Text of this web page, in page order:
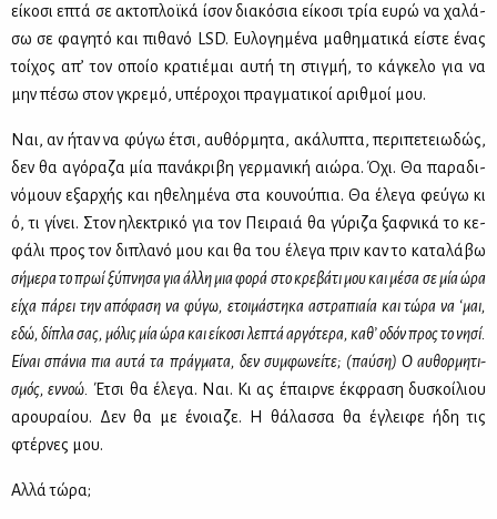
εί­κο­σι επτά σε ακτο­πλοϊ­κά ίσον δια­κό­σια εί­κο­σι τρία ευ­ρώ να χα­λά­
σω σε φα­γη­τό και πι­θα­νό LSD. Ευ­λο­γη­μέ­να μα­θη­μα­τι­κά εί­στε ένας
τοί­χος απ’ τον οποίο κρα­τιέ­μαι αυ­τή τη στιγ­μή, το κά­γκε­λο για να
μην πέ­σω στον γκρε­μό, υπέ­ρο­χοι πραγ­μα­τι­κοί αριθ­μοί μου.
Ναι, αν ήταν να φύ­γω έτσι, αυ­θόρ­μη­τα, ακά­λυ­πτα, πε­ρι­πε­τειω­δώς,
δεν θα αγό­ρα­ζα μία πα­νά­κρι­βη γερ­μα­νι­κή αιώ­ρα. Όχι. Θα πα­ρα­δι­
νό­μουν εξαρ­χής και ηθε­λη­μέ­να στα κου­νού­πια. Θα έλε­γα φεύ­γω κι
ό, τι γί­νει. Στον ηλε­κτρι­κό για τον Πει­ραιά θα γύ­ρι­ζα ξαφ­νι­κά το κε­
φά­λι προς τον δι­πλα­νό μου και θα του έλε­γα πριν καν το κα­τα­λά­βω
σή­με­ρα το πρωί ξύ­πνη­σα για άλ­λη μια φο­ρά στο κρε­βά­τι μου και μέ­σα σε μία ώρα
εί­χα πά­ρει την από­φα­ση να φύ­γω, ετοι­μά­στη­κα αστρα­πιαία και τώ­ρα να ‘μαι,
εδώ, δί­πλα σας, μό­λις μία ώρα και εί­κο­σι λε­πτά αρ­γό­τε­ρα, κα­θ’ οδόν προς το νη­σί.
Εί­ναι σπά­νια πια αυ­τά τα πράγ­μα­τα, δεν συμ­φω­νεί­τε; (παύ­ση) Ο αυ­θορ­μη­τι­
σμός, εν­νοώ. Έτσι θα έλε­γα. Ναι. Κι ας έπαιρ­νε έκ­φρα­ση δυ­σκοί­λιου
αρου­ραί­ου. Δεν θα με ένοια­ζε. Η θά­λασ­σα θα έγλει­φε ήδη τις
φτέρ­νες μου.
Αλ­λά τώ­ρα;